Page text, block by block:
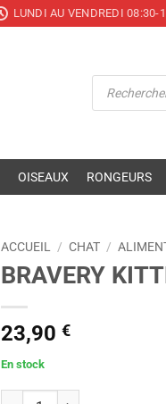
LUNDI AU VENDREDI
Recherche
OISEAUX RONGEURS
ACCUEIL / CHAT /
BRAVERY
23,90 €
En stock
quantité de BRAVERY